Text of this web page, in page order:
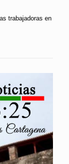
trabajadoras en